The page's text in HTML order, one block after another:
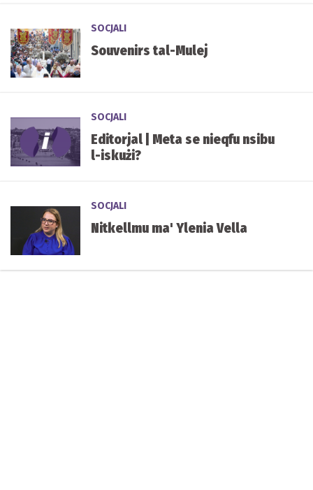
SOCJALI
Souvenirs tal-Mulej
SOCJALI
Editorjal | Meta se nieqfu nsibu
l-iskużi?
SOCJALI
Nitkellmu ma' Ylenia Vella